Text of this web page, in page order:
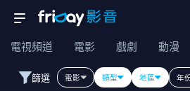
電視頻道 電影 戲劇 動漫
篩選 電影 類型 地區 年